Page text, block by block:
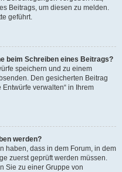
Beitrags, um diesen zu melden.
geführt.
beim Schreiben eines Beitrags?
speichern und zu einem
Den gesicherten Beitrag
verwalten“ in Ihrem
werden?
haben, dass in dem Forum, in dem
zuerst geprüft werden müssen.
Sie zu einer Gruppe von